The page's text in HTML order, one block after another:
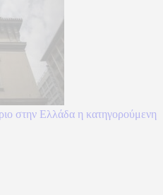
στην Ελλάδα η κατηγορούμενη